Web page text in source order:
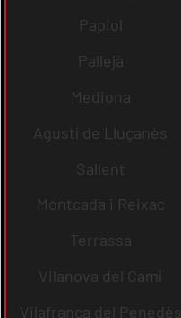
Papiol
Pallejà
Mediona
Agustí de Lluçanès
Sallent
Montcada i Reixac
Terrassa
Vilanova del Camí
Vilafranca del Penedès